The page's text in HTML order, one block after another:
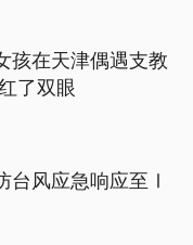
孩在天津偶遇支教
了双眼
台风应急响应至Ⅰ